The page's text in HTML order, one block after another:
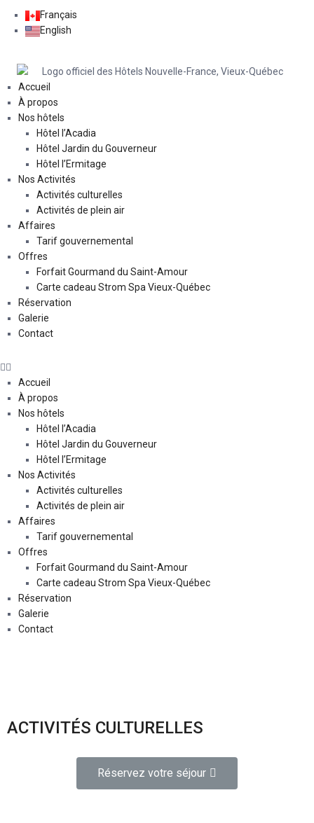
Français
English
Accueil
À propos
Nos hôtels
Hôtel l’Acadia
Hôtel Jardin du Gouverneur
Hôtel l’Ermitage
Nos Activités
Activités culturelles
Activités de plein air
Affaires
Tarif gouvernemental
Offres
Forfait Gourmand du Saint-Amour
Carte cadeau Strom Spa Vieux-Québec
Réservation
Galerie
Contact
Accueil
À propos
Nos hôtels
Hôtel l’Acadia
Hôtel Jardin du Gouverneur
Hôtel l’Ermitage
Nos Activités
Activités culturelles
Activités de plein air
Affaires
Tarif gouvernemental
Offres
Forfait Gourmand du Saint-Amour
Carte cadeau Strom Spa Vieux-Québec
Réservation
Galerie
Contact
ACTIVITÉS CULTURELLES
Réservez votre séjour